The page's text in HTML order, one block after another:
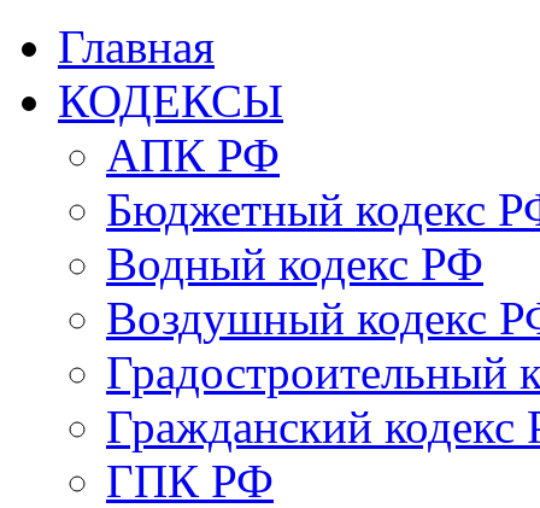
Главная
КОДЕКСЫ
АПК РФ
Бюджетный кодекс
Водный кодекс РФ
Воздушный кодекс
Градостроительный
Гражданский кодекс
ГПК РФ